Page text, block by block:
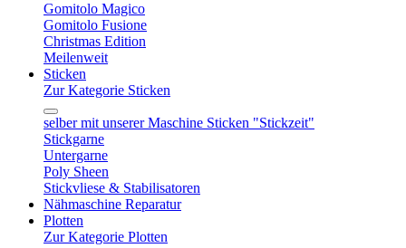
Gomitolo Magico
Gomitolo Fusione
Christmas Edition
Meilenweit
Sticken
Zur Kategorie Sticken
selber mit unserer Maschine Sticken "Stickzeit"
Stickgarne
Untergarne
Poly Sheen
Stickvliese & Stabilisatoren
Nähmaschine Reparatur
Plotten
Zur Kategorie Plotten